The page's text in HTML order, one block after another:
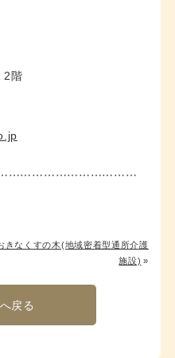
2階
きなくすの木(地域密着型通所介護
施設) »
戻る